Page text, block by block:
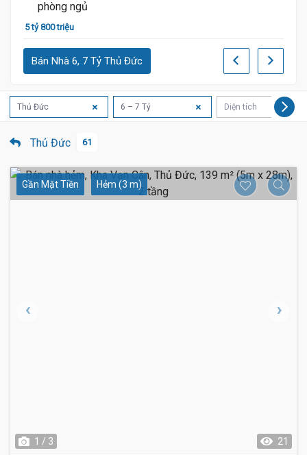
5 tỷ 800 triệu
Bán Nhà 6, 7 Tỷ Thủ Đức
Thủ Đức 6 – 7 Tỷ Diện tích
Thủ Đức 61
Gần Mặt Tiền Hẻm (3 m)
1 / 3 21